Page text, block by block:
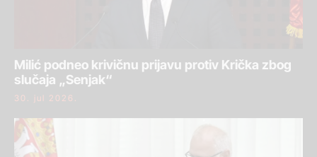
Milić podneo krivičnu prijavu protiv Krička zbog
slučaja „Senjak“
30. jul 2026.